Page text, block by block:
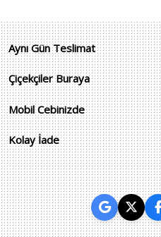
Aynı Gün Teslimat
Çiçekçiler Buraya
Mobil Cebinizde
Kolay İade